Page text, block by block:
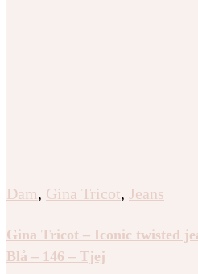
Dam, Gina Tricot, Jeans
Gina Tricot – Iconic twisted
Blå – 146 – Tjej